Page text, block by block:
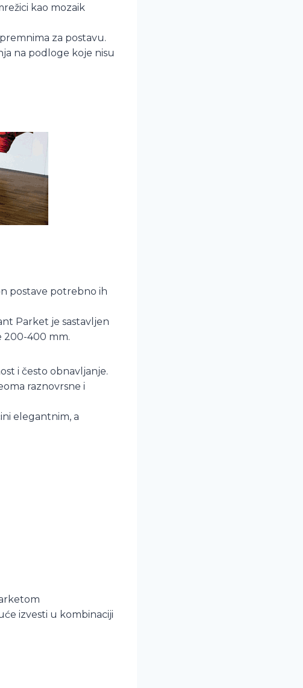
kao mozaik
za postavu.
na podloge koje nisu
postave potrebno ih
Parket je sastavljen
200-400 mm.
i često obnavljanje.
raznovrsne i
elegantnim, a
izvesti u kombinaciji